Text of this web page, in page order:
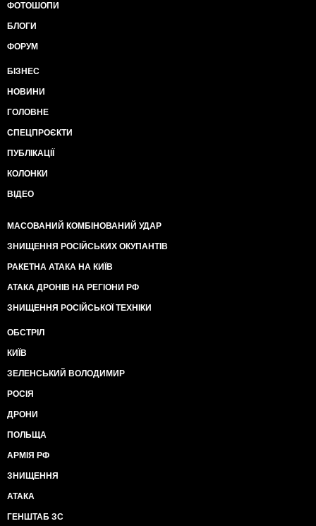
ФОТОШОПИ
БЛОГИ
ФОРУМ
БІЗНЕС
НОВИНИ
ГОЛОВНЕ
СПЕЦПРОЄКТИ
ПУБЛІКАЦІЇ
КОЛОНКИ
ВІДЕО
МАСОВАНИЙ КОМБІНОВАНИЙ УДАР
ЗНИЩЕННЯ РОСІЙСЬКИХ ОКУПАНТІВ
РАКЕТНА АТАКА НА КИЇВ
АТАКА ДРОНІВ НА РЕГІОНИ РФ
ЗНИЩЕННЯ РОСІЙСЬКОЇ ТЕХНІКИ
ОБСТРІЛ
КИЇВ
ЗЕЛЕНСЬКИЙ ВОЛОДИМИР
РОСІЯ
ДРОНИ
ПОЛЬЩА
АРМІЯ РФ
ЗНИЩЕННЯ
АТАКА
ГЕНШТАБ ЗС